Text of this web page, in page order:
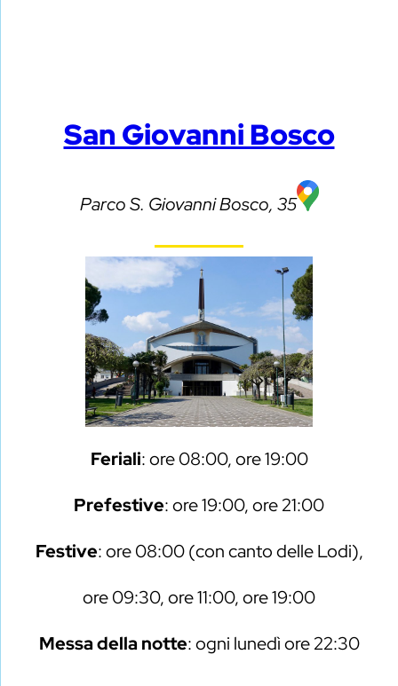
San Giovanni Bosco
Parco S. Giovanni Bosco, 35
Feriali: ore 08:00, ore 19:00
Prefestive: ore 19:00, ore 21:00
Festive: ore 08:00 (con canto delle Lodi),
ore 09:30, ore 11:00, ore 19:00
Messa della notte: ogni lunedì ore 22:30